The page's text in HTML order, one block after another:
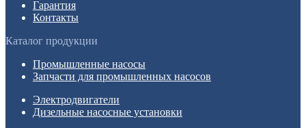
Гарантия
Контакты
Каталог продукции
Промышленные насосы
Запчасти для промышленных насосов
Электродвигатели
Дизельные насосные установки